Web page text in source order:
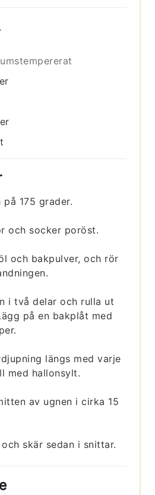
på 175 grader.
och socker poröst.
och bakpulver, och rör
i två delar och rulla ut
på en bakplåt med
längs med varje
med hallonsylt.
av ugnen i cirka 15
skär sedan i snittar.